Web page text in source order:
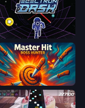
Electron Dash
Master Hit: Boss Hunter